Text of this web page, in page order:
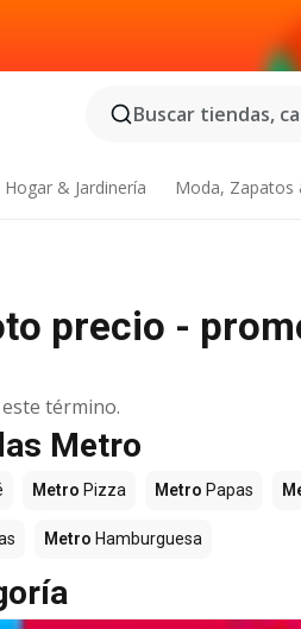
Buscar tiendas,
Hogar & Jardinería Moda, Zapatos
precio -
término.
Metro
Metro Pizza Metro Papas
Metro Hamburguesa